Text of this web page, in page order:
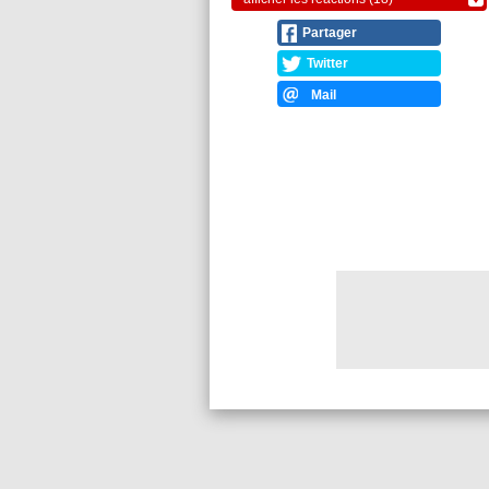
Partager
Twitter
Mail